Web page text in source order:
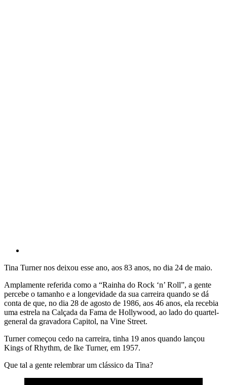
Tina Turner nos deixou esse ano, aos 83 anos, no dia 24 de maio.
Amplamente referida como a “Rainha do Rock ‘n’ Roll”, a gente
percebe o tamanho e a longevidade da sua carreira quando se dá
conta de que, no dia 28 de agosto de 1986, aos 46 anos, ela recebia
uma estrela na Calçada da Fama de Hollywood, ao lado do quartel-
general da gravadora Capitol, na Vine Street.
Turner começou cedo na carreira, tinha 19 anos quando lançou
Kings of Rhythm, de Ike Turner, em 1957.
Que tal a gente relembrar um clássico da Tina?